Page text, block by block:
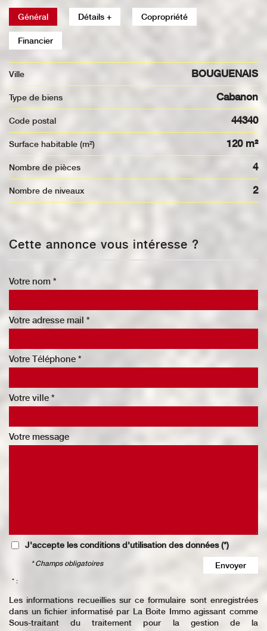
Général Détails + Copropriété
Financier
Ville BOUGUENAIS
Type de biens Cabanon
Code postal 44340
Surface habitable (m²) 120 m²
Nombre de pièces 4
Nombre de niveaux 2
Cette annonce vous intéresse ?
Votre nom *
Votre adresse mail *
Votre Téléphone *
Votre ville *
Votre message
J'accepte les conditions d'utilisation des données (*)
Envoyer
* Champs obligatoires
* :
Les informations recueillies sur ce formulaire sont enregistrées
dans un fichier informatisé par La Boite Immo agissant comme
Sous-traitant du traitement pour la gestion de la